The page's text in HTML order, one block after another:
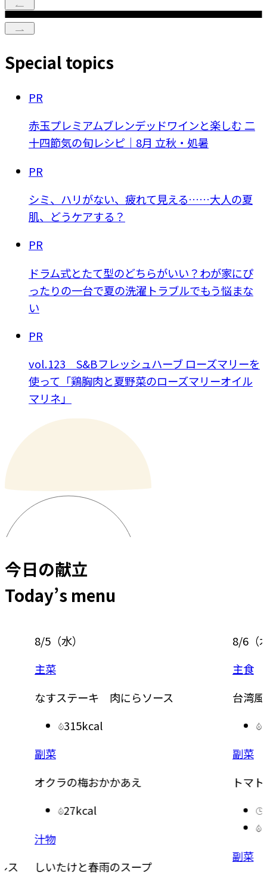
Special topics
PR
赤玉プレミアムブレンデッドワインと楽しむ 二
十四節気の旬レシピ｜8月 立秋・処暑
PR
シミ、ハリがない、疲れて見える……大人の夏
肌、どうケアする？
PR
ドラム式とたて型のどちらがいい？わが家にぴ
ったりの一台で夏の洗濯トラブルでもう悩まな
い
PR
vol.123 S&Bフレッシュハーブ ローズマリーを
使って「鶏胸肉と夏野菜のローズマリーオイル
マリネ」
今日の献立
Today’s menu
ス
8/5（水）
主菜
なすステーキ 肉にらソース
315kcal
副菜
オクラの梅おかかあえ
27kcal
汁物
しいたけと春雨のスープ
8/6 （
主食
台湾
副菜
トマ
副菜